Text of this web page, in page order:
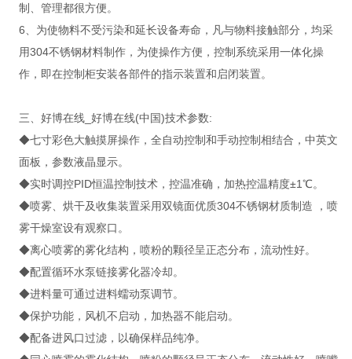
制、管理都很方便。
6、为使物料不受污染和延长设备寿命，凡与物料接触部分，均采
用304不锈钢材料制作，为使操作方便，控制系统采用一体化操
作，即在控制柜安装各部件的指示装置和启闭装置。
三、好博在线_好博在线(中国)技术参数:
◆七寸彩色大触摸屏操作，全自动控制和手动控制相结合，中英文
面板，参数液晶显示。
◆实时调控PID恒温控制技术，控温准确，加热控温精度±1℃。
◆喷雾、烘干及收集装置采用双镜面优质304不锈钢材质制造 ，喷
雾干燥室设有观察口。
◆离心喷雾的雾化结构，喷粉的颗径呈正态分布，流动性好。
◆配置循环水泵链接雾化器冷却。
◆进料量可通过进料蠕动泵调节。
◆保护功能，风机不启动，加热器不能启动。
◆配备进风口过滤，以确保样品纯净。